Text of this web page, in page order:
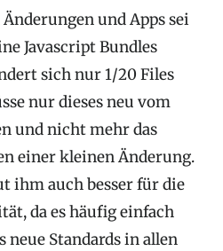
und Apps sei
Javascript Bundles
sich nur 1/20 Files
nur dieses neu vom
und nicht mehr das
einer kleinen Änderung.
ihm auch besser für die
da es häufig einfach
neue Standards in allen